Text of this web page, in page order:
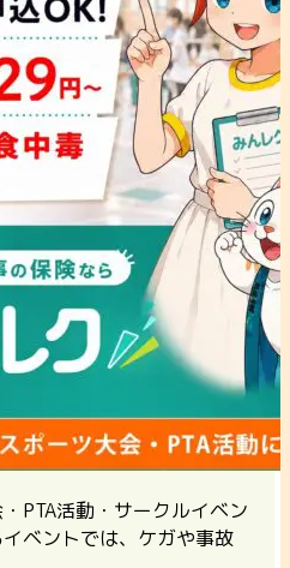
PTA活動・サークルイベン
ベントでは、ケガや事故